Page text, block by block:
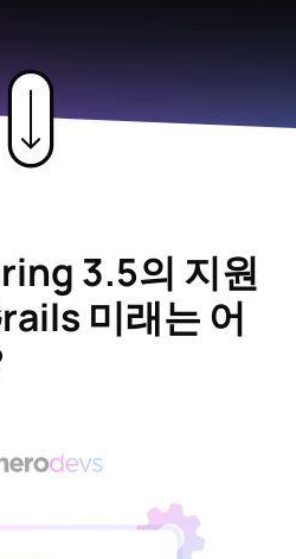
3.5의 지원
미래는 어